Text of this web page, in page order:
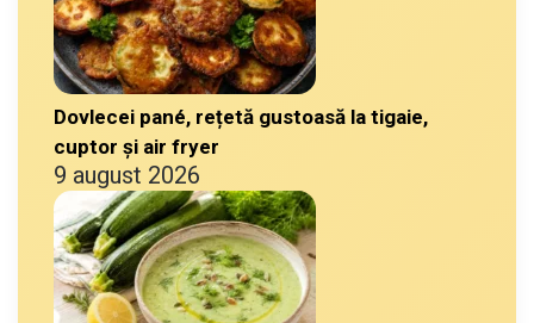
Dovlecei pané, rețetă gustoasă la tigaie,
cuptor și air fryer
9 august 2026